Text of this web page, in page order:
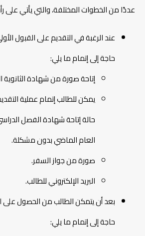
عددًا من الخطوات المختلفة، والتي يأتي على
عند الرغبة في التقديم على القبول
حاجة إلى إتمام ما يلي:
إتاحة صورة من شهادة الثانوية
يمكن للطالب إتمام عملية
حالة إتاحة شهادة الفصل
العام الماضي بدون مشكلة.
صورة من جواز السفر.
البريد الإلكتروني للطالب.
بعد أن يتمكن الطالب من الحصول على
حاجة إلى إتمام ما يلي: